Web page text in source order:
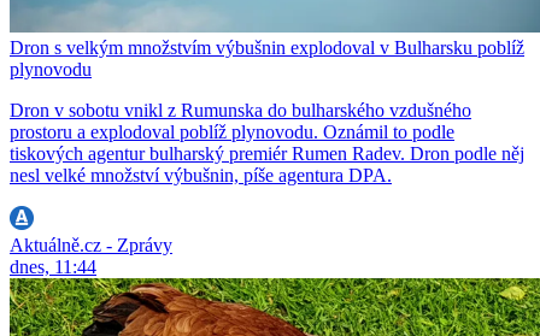
Dron s velkým množstvím výbušnin explodoval v Bulharsku poblíž
plynovodu
Dron v sobotu vnikl z Rumunska do bulharského vzdušného
prostoru a explodoval poblíž plynovodu. Oznámil to podle
tiskových agentur bulharský premiér Rumen Radev. Dron podle něj
nesl velké množství výbušnin, píše agentura DPA.
Aktuálně.cz - Zprávy
dnes, 11:44